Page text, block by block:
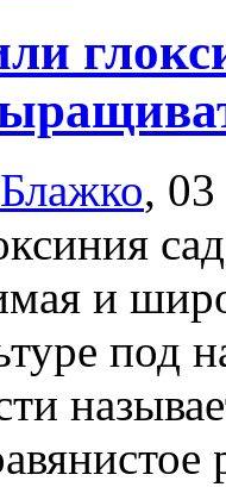
,
и
под